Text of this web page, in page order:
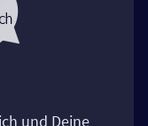
und Deine